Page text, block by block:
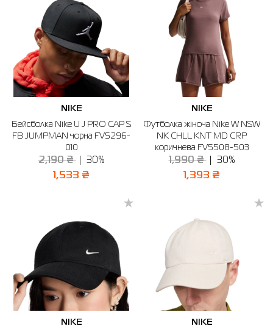
NIKE
Бейсболка Nike U J PRO CAP S
FB JUMPMAN чорна FV5296-
010
2,190 ₴ 30%
1,533 ₴
NIKE
Футболка жіноча Nike W NSW
NK CHLL KNT MD CRP
коричнева FV5508-503
1,990 ₴ 30%
1,393 ₴
NIKE NIKE